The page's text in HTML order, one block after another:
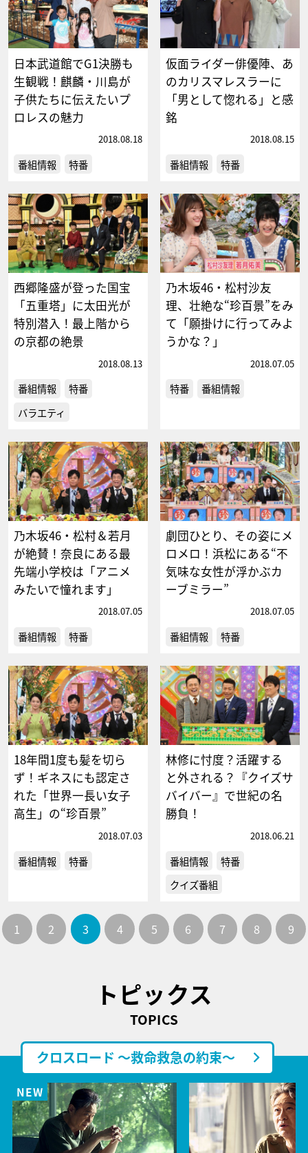
日本武道館でG1決勝も
生観戦！麒麟・川島が
子供たちに伝えたいプ
ロレスの魅力
2018.08.18
番組情報 特番
仮面ライダー俳優陣、あ
のカリスマレスラーに
「男として惚れる」と感
銘
2018.08.15
番組情報 特番
西郷隆盛が登った国宝
「五重塔」に太田光が
特別潜入！最上階から
の京都の絶景
2018.08.13
番組情報
特番
バラエティ
乃木坂46・松村沙友
理、壮絶な“珍百景”をみ
て「願掛けに行ってみよ
うかな？」
2018.07.05
特番 番組情報
乃木坂46・松村＆若月
が絶賛！奈良にある最
先端小学校は「アニメ
みたいで憧れます」
2018.07.05
番組情報 特番
劇団ひとり、その姿にメ
ロメロ！浜松にある“不
気味な女性が浮かぶカ
ーブミラー”
2018.07.05
番組情報 特番
18年間1度も髪を切ら
ず！ギネスにも認定さ
れた「世界一長い女子
高生」の“珍百景”
2018.07.03
番組情報 特番
林修に忖度？活躍する
と外される？『クイズサ
バイバー』で世紀の名
勝負！
2018.06.21
番組情報
特番
クイズ番組
1 2 3 4 5 6 7 8 9
トピックス
TOPICS
クロスロード ～救命救急の約束～